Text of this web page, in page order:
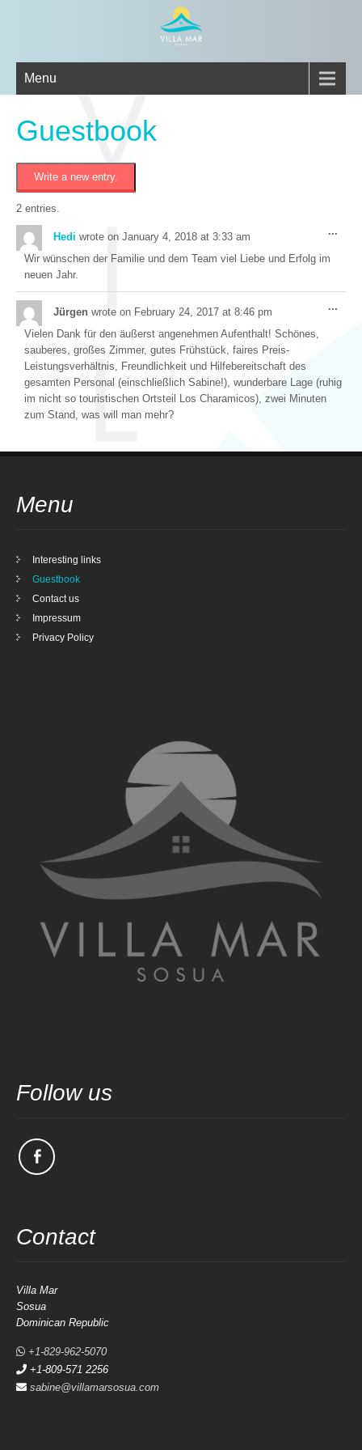
Menu
Guestbook
2 entries.
Hedi wrote on January 4, 2018 at 3:33 am
Wir wünschen der Familie und dem Team viel Liebe und Erfolg im
neuen Jahr.
...
Jürgen wrote on February 24, 2017 at 8:46 pm
Vielen Dank für den äußerst angenehmen Aufenthalt! Schönes,
sauberes, großes Zimmer, gutes Frühstück, faires Preis-
Leistungsverhältnis, Freundlichkeit und Hilfebereitschaft des
gesamten Personal (einschließlich Sabine!), wunderbare Lage (ruhig
im nicht so touristischen Ortsteil Los Charamicos), zwei Minuten
zum Stand, was will man mehr?
...
Menu
Interesting links
Guestbook
Contact us
Impressum
Privacy Policy
Follow us
Contact
Villa Mar
Sosua
Dominican Republic
+1-829-962-5070
+1-809-571 2256
sabine@villamarsosua.com